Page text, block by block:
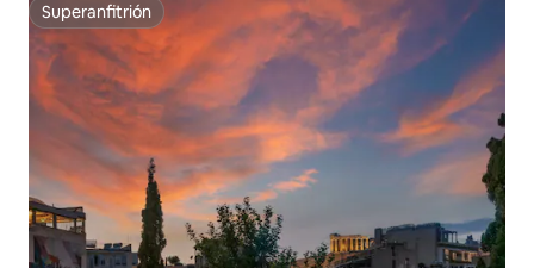
Superanfitrión
Superanfitrión